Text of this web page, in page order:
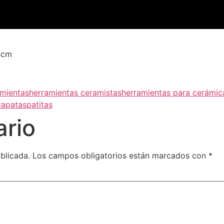
herramientas ceramistasherramientas para
pataspatitas
Los campos obligatorios están marcados con *